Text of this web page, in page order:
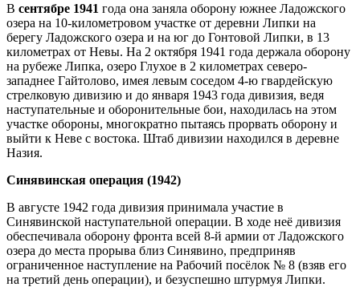
В сентябре 1941 года она заняла оборону южнее Ладожского
озера на 10-километровом участке от деревни Липки на
берегу Ладожского озера и на юг до Гонтовой Липки, в 13
километрах от Невы. На 2 октября 1941 года держала оборону
на рубеже Липка, озеро Глухое в 2 километрах северо-
западнее Гайтолово, имея левым соседом 4-ю гвардейскую
стрелковую дивизию и до января 1943 года дивизия, ведя
наступательные и оборонительные бои, находилась на этом
участке обороны, многократно пытаясь прорвать оборону и
выйти к Неве с востока. Штаб дивизии находился в деревне
Назия.
Синявинская операция (1942)
В августе 1942 года дивизия принимала участие в
Синявинской наступательной операции. В ходе неё дивизия
обеспечивала оборону фронта всей 8-й армии от Ладожского
озера до места прорыва близ Синявино, предприняв
ограниченное наступление на Рабочий посёлок № 8 (взяв его
на третий день операции), и безуспешно штурмуя Липки.